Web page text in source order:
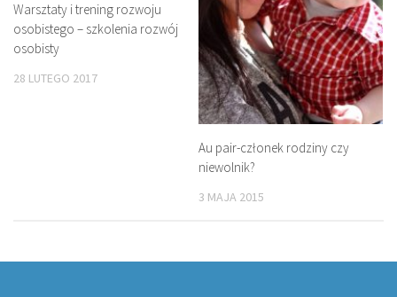
Warsztaty i trening rozwoju
osobistego – szkolenia rozwój
osobisty
28 LUTEGO 2017
Au pair-członek rodziny czy
niewolnik?
3 MAJA 2015